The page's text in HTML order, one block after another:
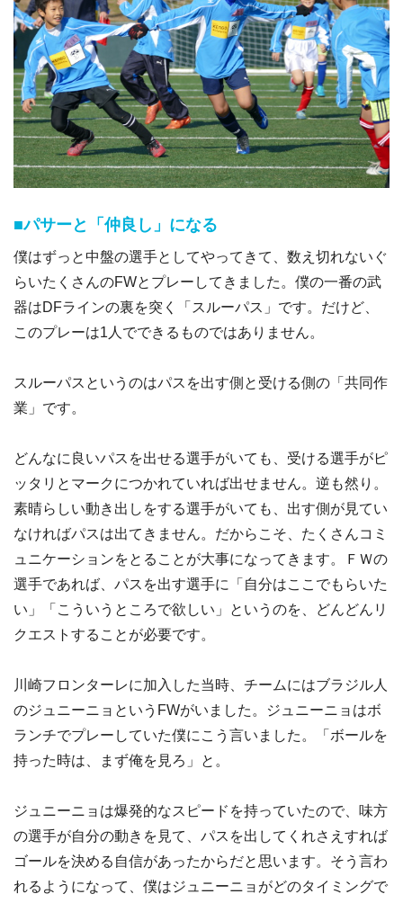
■パサーと「仲良し」になる
僕はずっと中盤の選手としてやってきて、数え切れないぐ
らいたくさんのFWとプレーしてきました。僕の一番の武
器はDFラインの裏を突く「スルーパス」です。だけど、
このプレーは1人でできるものではありません。
スルーパスというのはパスを出す側と受ける側の「共同作
業」です。
どんなに良いパスを出せる選手がいても、受ける選手がピ
ッタリとマークにつかれていれば出せません。逆も然り。
素晴らしい動き出しをする選手がいても、出す側が見てい
なければパスは出てきません。だからこそ、たくさんコミ
ュニケーションをとることが大事になってきます。ＦＷの
選手であれば、パスを出す選手に「自分はここでもらいた
い」「こういうところで欲しい」というのを、どんどんリ
クエストすることが必要です。
川崎フロンターレに加入した当時、チームにはブラジル人
のジュニーニョというFWがいました。ジュニーニョはボ
ランチでプレーしていた僕にこう言いました。「ボールを
持った時は、まず俺を見ろ」と。
ジュニーニョは爆発的なスピードを持っていたので、味方
の選手が自分の動きを見て、パスを出してくれさえすれば
ゴールを決める自信があったからだと思います。そう言わ
れるようになって、僕はジュニーニョがどのタイミングで